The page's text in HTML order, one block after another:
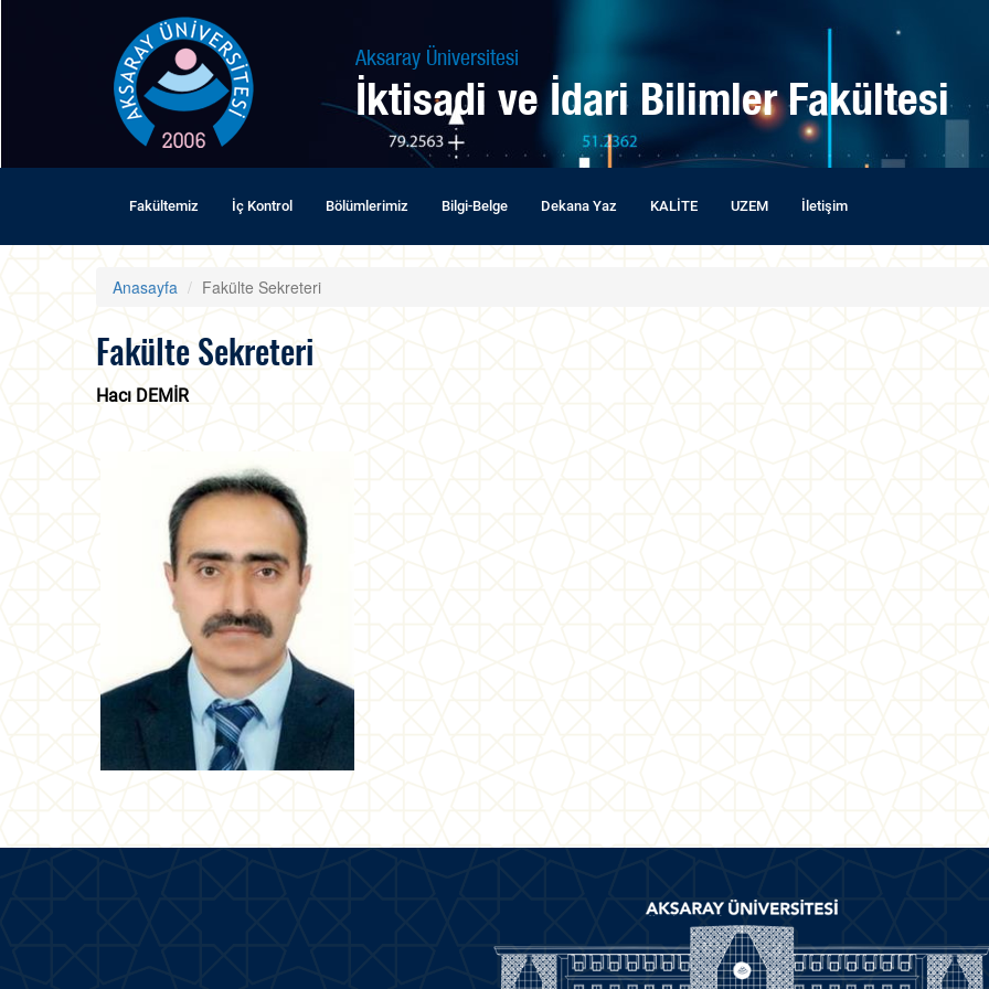
Aksaray Üniversitesi
İktisadi ve İdari Bilimler Fakültesi
Fakültemiz İç Kontrol Bölümlerimiz Bilgi-Belge Dekana Yaz KALİTE UZEM İletişim
Anasayfa Fakülte Sekreteri
Fakülte Sekreteri
Hacı DEMİR